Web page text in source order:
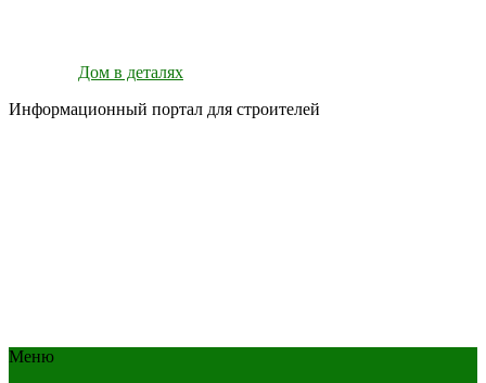
Дом в деталях
Информационный портал для строителей
Меню